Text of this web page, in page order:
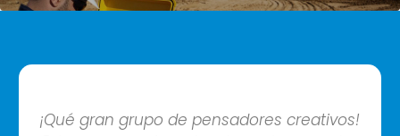
¡Qué gran grupo de pensadores creativos!